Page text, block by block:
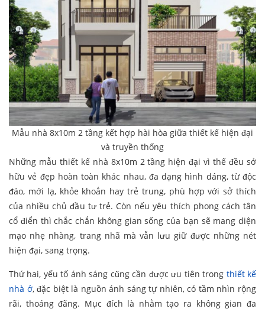
Mẫu nhà 8x10m 2 tầng kết hợp hài hòa giữa thiết kế hiện đại
và truyền thống
Những mẫu thiết kế nhà 8x10m 2 tầng hiện đại vì thế đều sở
hữu vẻ đẹp hoàn toàn khác nhau, đa dạng hình dáng, từ độc
đáo, mới lạ, khỏe khoắn hay trẻ trung, phù hợp với sở thích
của nhiều chủ đầu tư trẻ. Còn nếu yêu thích phong cách tân
cổ điển thì chắc chắn không gian sống của bạn sẽ mang diện
mạo nhẹ nhàng, trang nhã mà vẫn lưu giữ được những nét
hiện đại, sang trọng.
Thứ hai, yếu tố ánh sáng cũng cần được ưu tiên trong thiết kế
nhà ở, đặc biệt là nguồn ánh sáng tự nhiên, có tầm nhìn rộng
rãi, thoáng đãng. Mục đích là nhằm tạo ra không gian đa